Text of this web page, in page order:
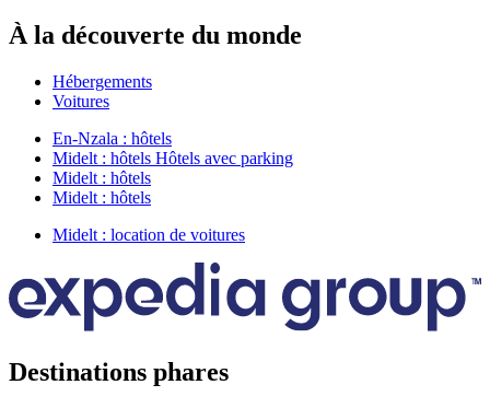
À la découverte du monde
Hébergements
Voitures
En-Nzala : hôtels
Midelt : hôtels Hôtels avec parking
Midelt : hôtels
Midelt : hôtels
Midelt : location de voitures
Destinations phares